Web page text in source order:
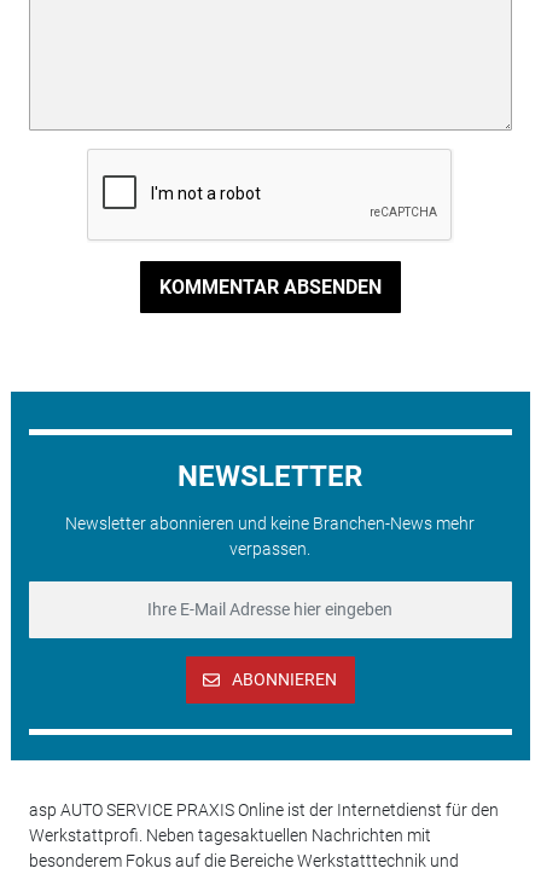
KOMMENTAR ABSENDEN
NEWSLETTER
Newsletter abonnieren und keine Branchen-News mehr
verpassen.
ABONNIEREN
asp AUTO SERVICE PRAXIS Online ist der Internetdienst für den
Werkstattprofi. Neben tagesaktuellen Nachrichten mit
besonderem Fokus auf die Bereiche Werkstatttechnik und